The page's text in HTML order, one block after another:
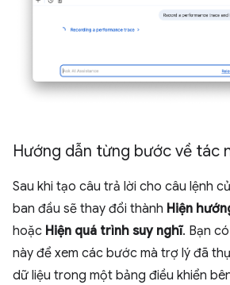
Hướng dẫn từng bước về tác
Sau khi tạo câu trả lời cho câu lệnh
ban đầu sẽ thay đổi thành Hiện
hoặc Hiện quá trình suy nghĩ. Bạn
này để xem các bước mà trợ lý đã
dữ liệu trong một bảng điều khiển